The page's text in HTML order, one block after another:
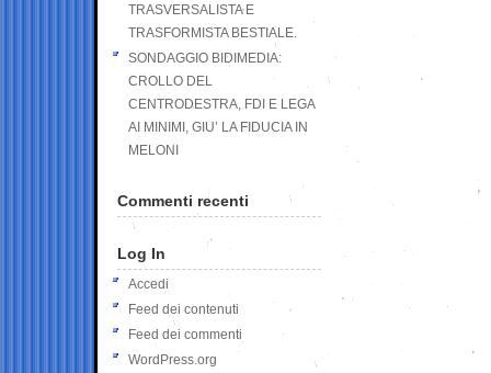
TRASVERSALISTA E
TRASFORMISTA BESTIALE.
SONDAGGIO BIDIMEDIA:
CROLLO DEL
CENTRODESTRA, FDI E LEGA
AI MINIMI, GIU’ LA FIDUCIA IN
MELONI
Commenti recenti
Log In
Accedi
Feed dei contenuti
Feed dei commenti
WordPress.org